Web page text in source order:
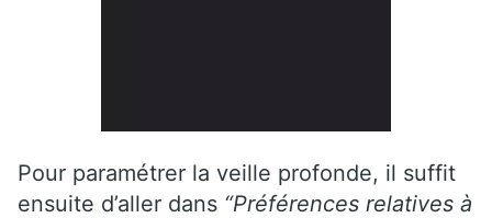
Pour paramétrer la veille profonde, il suffit
ensuite d’aller dans “Préférences relatives à